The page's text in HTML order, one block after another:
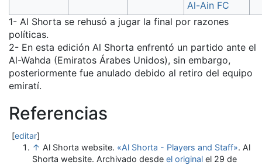
Al-Ain FC
1- Al Shorta se rehusó a jugar la final por razones
políticas.
2- En esta edición Al Shorta enfrentó un partido ante el
Al-Wahda (Emiratos Árabes Unidos), sin embargo,
posteriormente fue anulado debido al retiro del equipo
emiratí.
Referencias
[editar]
↑ Al Shorta website. «Al Shorta - Players and Staff». Al
Shorta website. Archivado desde el original el 29 de